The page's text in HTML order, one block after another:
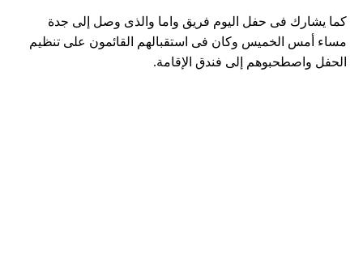
كما يشارك فى حفل اليوم فريق واما والذى وصل إلى جدة
مساء أمس الخميس وكان فى استقبالهم القائمون على تنظيم
الحفل واصطحبوهم إلى فندق الإقامة.